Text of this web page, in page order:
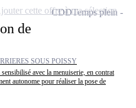
de
SOUS POISSY
avec la menuiserie, en contrat
autonome pour réaliser la pose de
CDDTemps plein
cette offre à ma sélection